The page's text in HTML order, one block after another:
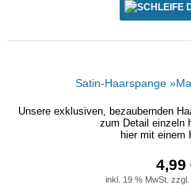
Satin-Haarspange
Unsere exklusiven, bezaubernden
zum Detail einzeln
hier mit einem
4,99
inkl. 19 % MwSt. zzgl.